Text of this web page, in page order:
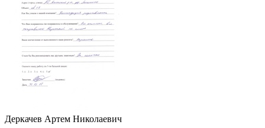
Деркачев Артем Николаевич